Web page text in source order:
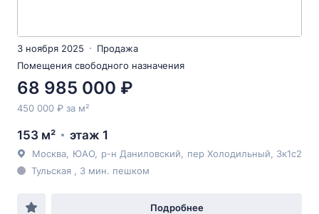
3 ноября 2025
Продажа
Помещения свободного назначения
68 985 000 ₽
450 000 ₽ за м²
153 м² этаж 1
Москва ЮАО р-н Даниловский пер Холодильный , 3к1с2
Тульская , 3 мин. пешком
Подробнее